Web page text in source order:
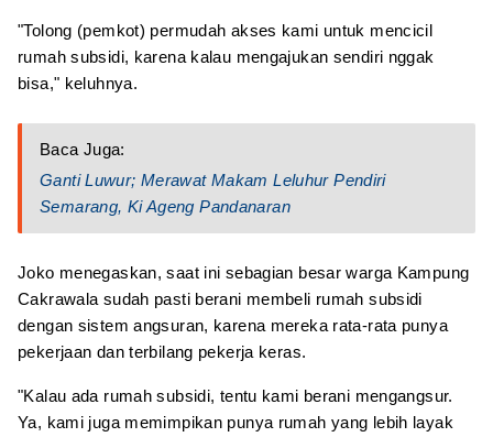
"Tolong (pemkot) permudah akses kami untuk mencicil
rumah subsidi, karena kalau mengajukan sendiri nggak
bisa," keluhnya.
Baca Juga:
Ganti Luwur; Merawat Makam Leluhur Pendiri
Semarang, Ki Ageng Pandanaran
Joko menegaskan, saat ini sebagian besar warga Kampung
Cakrawala sudah pasti berani membeli rumah subsidi
dengan sistem angsuran, karena mereka rata-rata punya
pekerjaan dan terbilang pekerja keras.
"Kalau ada rumah subsidi, tentu kami berani mengangsur.
Ya, kami juga memimpikan punya rumah yang lebih layak